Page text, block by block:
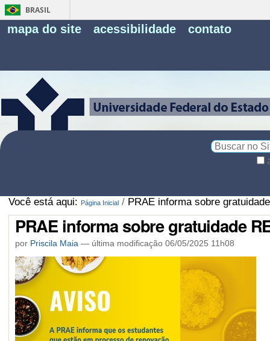
BRASIL
mapa do site acessibilidade contato
Você está aqui: Página Inicial / PRAE informa sobre
PRAE informa sobre gratuidade
por Priscila Maia— última modificação06/05/2025 11h08